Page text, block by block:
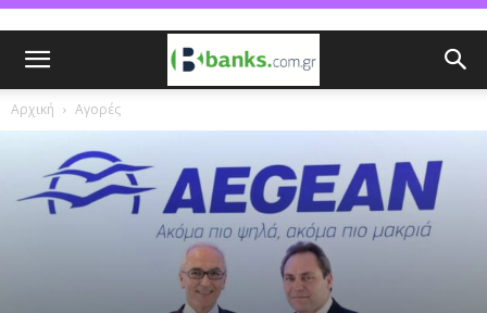
Αρχική Αγορές